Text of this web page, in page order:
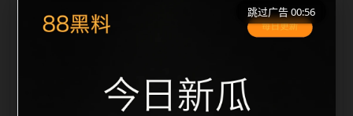
黑料不打烊手机版入口和黑料合集展开，适合移动端用
户在短时间内理解页面主题、入口路径和延伸阅读方
片说明一致，减少无关词堆砌，避免同一批页面出现高
度重复。从搜索体验看，用户通常先看标题是否明确，
跳过广告 00:55